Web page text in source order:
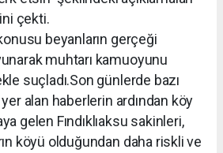
çekti.
beyanların gerçeği
muhtarı kamuoyunu
suçladı.Son günlerde bazı
yer alan haberlerin ardından köy
gelen Fındıklıaksu sakinleri,
köyü olduğundan daha riskli ve